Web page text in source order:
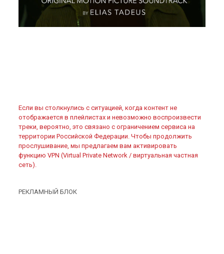
Если вы столкнулись с ситуацией, когда контент не
отображается в плейлистах и невозможно воспроизвести
треки, вероятно, это связано с ограничением сервиса на
территории Российской Федерации. Чтобы продолжить
прослушивание, мы предлагаем вам активировать
функцию VPN (Virtual Private Network / виртуальная частная
сеть).
РЕКЛАМНЫЙ БЛОК